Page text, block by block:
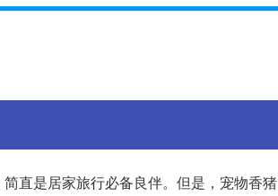
直是居家旅行必备良伴。但是，宠物香猪